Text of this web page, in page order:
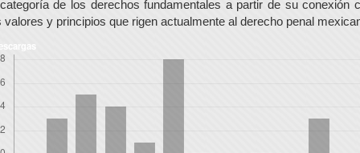
de los derechos fundamentales a partir de su conexión
valores y principios que rigen actualmente al derecho penal